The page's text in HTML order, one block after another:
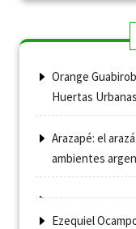
Orange
Huertas
Arazapé: el
ambientes
Ezequiel